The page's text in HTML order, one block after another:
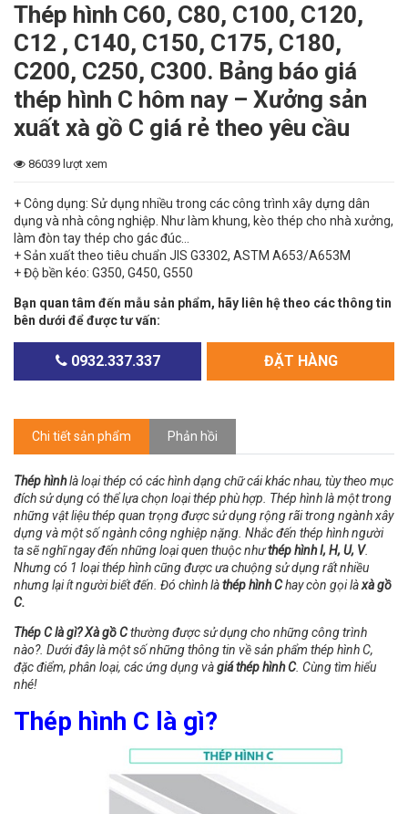
Thép hình C60, C80, C100, C120,
C12 , C140, C150, C175, C180,
C200, C250, C300. Bảng báo giá
thép hình C hôm nay – Xưởng sản
xuất xà gồ C giá rẻ theo yêu cầu
86039 lượt xem
+ Công dụng: Sử dụng nhiều trong các công trình xây dựng dân
dụng và nhà công nghiệp. Như làm khung, kèo thép cho nhà xưởng,
làm đòn tay thép cho gác đúc…
+ Sản xuất theo tiêu chuẩn JIS G3302, ASTM A653/A653M
+ Độ bền kéo: G350, G450, G550
Bạn quan tâm đến mẫu sản phẩm, hãy liên hệ theo các thông tin
bên dưới để được tư vấn:
0932.337.337 ĐẶT HÀNG
Chi tiết sản phẩm Phản hồi
Thép hìnhlà loại thép có các hình dạng chữ cái khác nhau, tùy theo mục
đích sử dụng có thể lựa chọn loại thép phù hợp. Thép hình là một trong
những vật liệu thép quan trọng được sử dụng rộng rãi trong ngành xây
dựng và một số ngành công nghiệp nặng. Nhắc đến thép hình người
ta sẽ nghĩ ngay đến những loại quen thuộc nhưthép hình I, H, U, V.
Nhưng có 1 loại thép hình cũng được ưa chuộng sử dụng rất nhiều
nhưng lại ít người biết đến. Đó chình làthép hình Chay còn gọi làxà gồ
C.
Thép C là gì? Xà gồ Cthường được sử dụng cho những công trình
nào?. Dưới đây là một số những thông tin về sản phẩm thép hình C,
đặc điểm, phân loại, các ứng dụng vàgiá thép hình C. Cùng tìm hiểu
nhé!
Thép hình C là gì?